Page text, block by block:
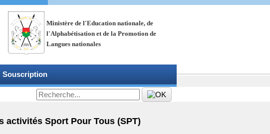
Ministère de l'Education nationale, de
l'Alphabétisation et de la Promotion de
Langues nationales
Souscription
activités Sport Pour Tous (SPT)